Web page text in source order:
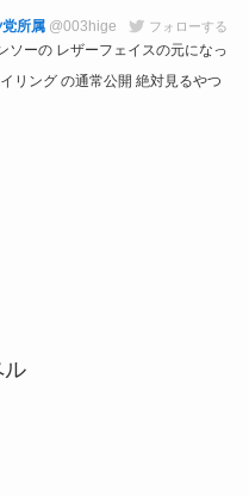
所属 @003hige フォローする
ーの レザーフェイスの元になっ
リング の通常公開 絶対見るやつ
ル